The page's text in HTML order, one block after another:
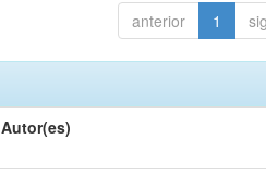
anterior 1
Autor(es)